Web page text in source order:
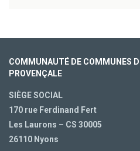
COMMUNAUTÉ DE COMMUNES
PROVENÇALE
SIÈGE SOCIAL
170 rue Ferdinand Fert
Les Laurons – CS 30005
26110 Nyons